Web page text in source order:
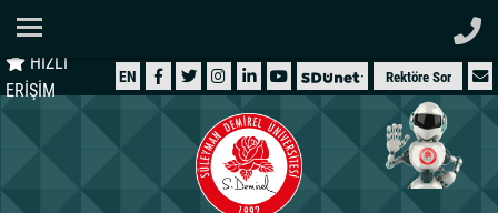
HIZLI
ERİŞİM
EN Rektöre Sor
ÜNİVERSİTEMİZ